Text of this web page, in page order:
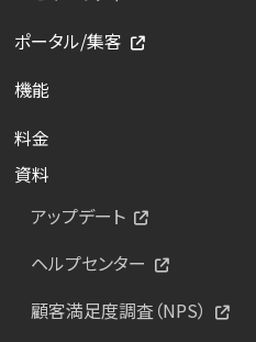
ポータル/集客
機能
料金
資料
アップデート
ヘルプセンター
顧客満足度調査（NPS）